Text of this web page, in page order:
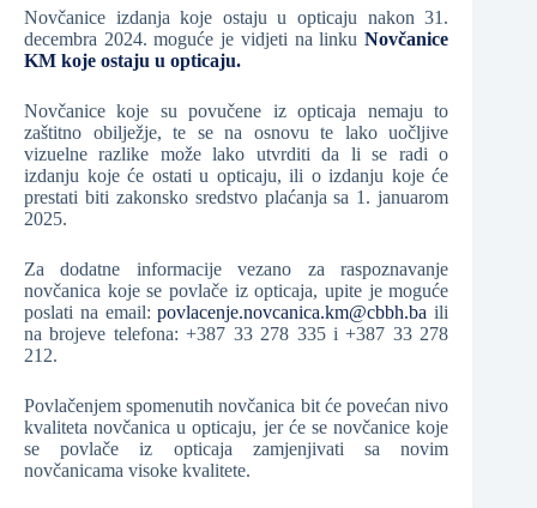
Novčanice izdanja koje ostaju u opticaju nakon 31.
decembra 2024. moguće je vidjeti na linkuNovčanice
KM koje ostaju u opticaju.
Novčanice koje su povučene iz opticaja nemaju to
zaštitno obilježje, te se na osnovu te lako uočljive
vizuelne razlike može lako utvrditi da li se radi o
izdanju koje će ostati u opticaju, ili o izdanju koje će
prestati biti zakonsko sredstvo plaćanja sa 1. januarom
2025.
Za dodatne informacije vezano za raspoznavanje
novčanica koje se povlače iz opticaja, upite je moguće
poslati na email:povlacenje.novcanica.km@cbbh.ba ili
na brojeve telefona: +387 33 278 335 i +387 33 278
212.
Povlačenjem spomenutih novčanica bit će povećan nivo
kvaliteta novčanica u opticaju, jer će se novčanice koje
se povlače iz opticaja zamjenjivati sa novim
novčanicama visoke kvalitete.